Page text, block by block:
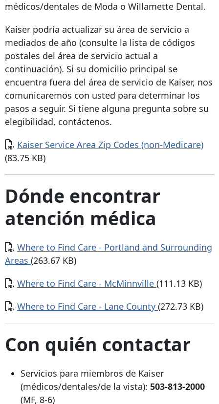
médicos/dentales de Moda o Willamette Dental.
Kaiser podría actualizar su área de servicio a
mediados de año (consulte la lista de códigos
postales del área de servicio actual a
continuación). Si su domicilio principal se
encuentra fuera del área de servicio de Kaiser, nos
comunicaremos con usted para determinar los
pasos a seguir. Si tiene alguna pregunta sobre su
elegibilidad, contáctenos.
Documento
Kaiser Service Area Zip Codes (non-Medicare)
(83.75 KB)
Dónde encontrar
atención médica
Documento
Where to Find Care - Portland and Surrounding
Areas (263.67 KB)
Documento
Where to Find Care - McMinnville (111.13 KB)
Documento
Where to Find Care - Lane County (272.73 KB)
Con quién contactar
Servicios para miembros de Kaiser
(médicos/dentales/de la vista): 503-813-2000
(MF, 8-6)